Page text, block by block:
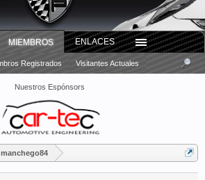
Nuestros Espónsors
manchego84
MIEMBROS
Registrados Visitantes Actuales
ENLACES